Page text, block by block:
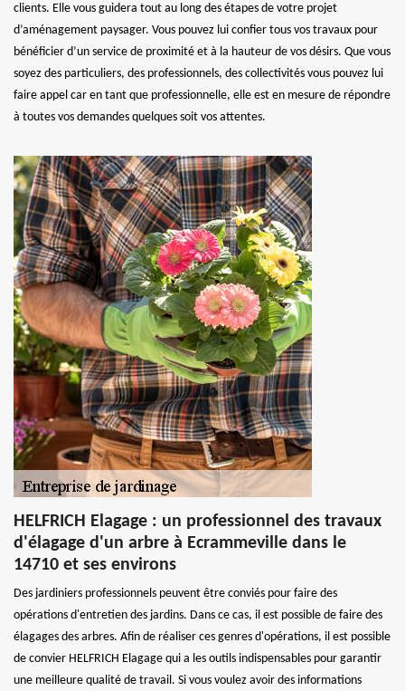
clients. Elle vous guidera tout au long des étapes de votre projet
d’aménagement paysager. Vous pouvez lui confier tous vos travaux pour
bénéficier d’un service de proximité et à la hauteur de vos désirs. Que vous
soyez des particuliers, des professionnels, des collectivités vous pouvez lui
faire appel car en tant que professionnelle, elle est en mesure de répondre
à toutes vos demandes quelques soit vos attentes.
HELFRICH Elagage : un professionnel des travaux
d'élagage d'un arbre à Ecrammeville dans le
14710 et ses environs
Des jardiniers professionnels peuvent être conviés pour faire des
opérations d'entretien des jardins. Dans ce cas, il est possible de faire des
élagages des arbres. Afin de réaliser ces genres d'opérations, il est possible
de convier HELFRICH Elagage qui a les outils indispensables pour garantir
une meilleure qualité de travail. Si vous voulez avoir des informations